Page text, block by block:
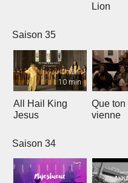
Lion
Saison 35
10 min
All Hail King
Jesus
Que ton
vienne
Saison 34